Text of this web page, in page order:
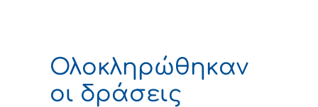
Ολοκληρώθηκαν
οι δράσεις